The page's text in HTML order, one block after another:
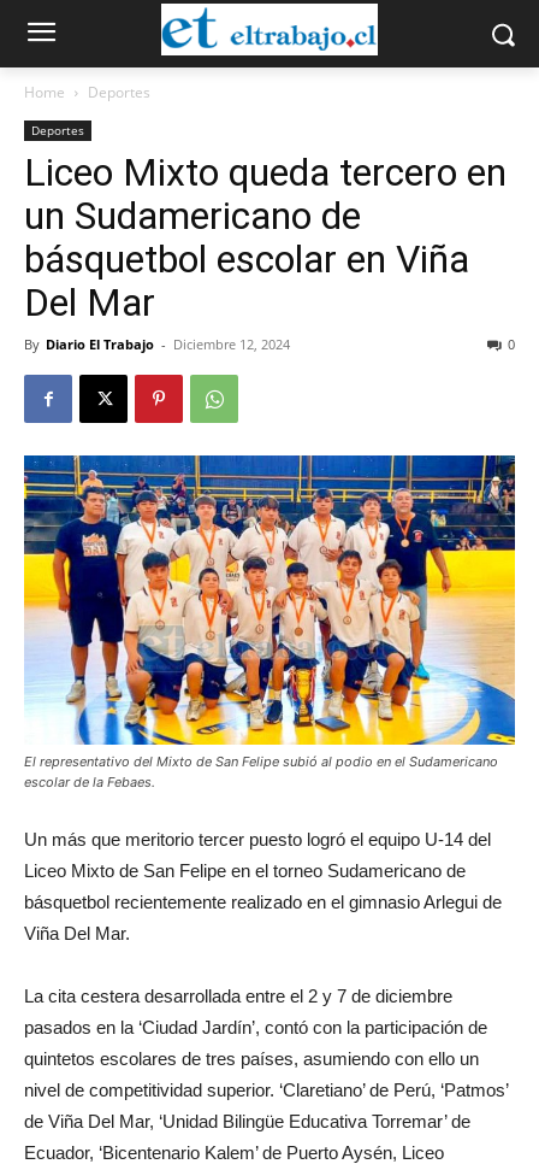
Home Deportes
Deportes
Liceo Mixto queda tercero en
un Sudamericano de
básquetbol escolar en Viña
Del Mar
By Diario El Trabajo - Diciembre 12, 2024 0
El representativo del Mixto de San Felipe subió al podio en el Sudamericano
escolar de la Febaes.
Un más que meritorio tercer puesto logró el equipo U-14 del
Liceo Mixto de San Felipe en el torneo Sudamericano de
básquetbol recientemente realizado en el gimnasio Arlegui de
Viña Del Mar.
La cita cestera desarrollada entre el 2 y 7 de diciembre
pasados en la ‘Ciudad Jardín’, contó con la participación de
quintetos escolares de tres países, asumiendo con ello un
nivel de competitividad superior. ‘Claretiano’ de Perú, ‘Patmos’
de Viña Del Mar, ‘Unidad Bilingüe Educativa Torremar’ de
Ecuador, ‘Bicentenario Kalem’ de Puerto Aysén, Liceo